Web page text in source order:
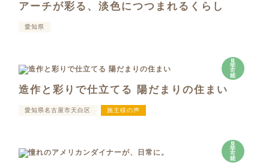
アーチが彩る、淡色につつまれるくらし
愛知県
見
学
可
能
造作と彩りで仕立てる 陽だまりの住まい
愛知県名古屋市天白区 施主様の声
見
学
可
能